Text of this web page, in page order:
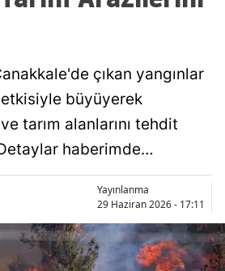
çıkan yangınlar
büyüyerek
tarım alanlarını tehdit
haberimde…
Yayınlanma
29 Haziran 2026 - 17:11